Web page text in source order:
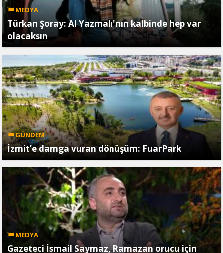
MEDYA
Türkan Şoray: Al Yazmalı'nın kalbinde hep var
olacaksın
GÜNDEM
İzmit’e damga vuran dönüşüm: FuarPark
MEDYA
Gazeteci İsmail Saymaz, Ramazan orucu için